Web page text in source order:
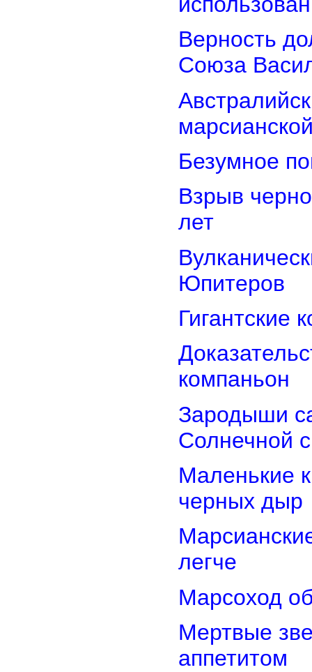
Верность
Союза
Безумное
Взрыв
лет
Юпитеров
Гигантские
компаньон
Зародыши
Солнечной
Маленькие
черных дыр
легче
Марсоход
Мертвые
аппетитом